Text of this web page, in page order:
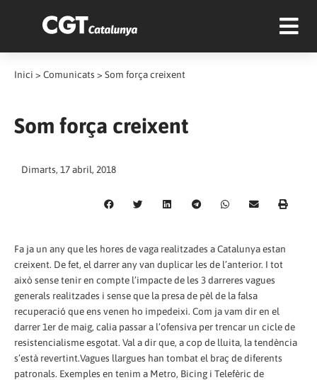
Inici > Comunicats > Som força creixent
Som força creixent
Dimarts, 17 abril, 2018
Fa ja un any que les hores de vaga realitzades a Catalunya estan
creixent. De fet, el darrer any van duplicar les de l’anterior. I tot
això sense tenir en compte l’impacte de les 3 darreres vagues
generals realitzades i sense que la presa de pèl de la falsa
recuperació que ens venen ho impedeixi. Com ja vam dir en el
darrer 1er de maig, calia passar a l’ofensiva per trencar un cicle de
resistencialisme esgotat. Val a dir que, a cop de lluita, la tendència
s’està revertint.Vagues llargues han tombat el braç de diferents
patronals. Exemples en tenim a Metro, Bicing i Telefèric de